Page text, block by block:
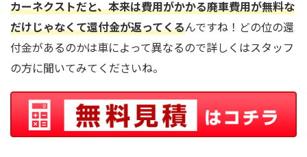
カーネクストだと、本来は費用がかかる廃車費用が無料な
だけじゃなくて還付金が返ってくるんですね！どの位の還
付金があるのかは車によって異なるので詳しくはスタッフ
の方に聞いてみてくださいね。